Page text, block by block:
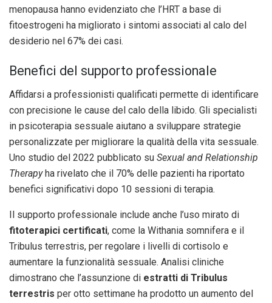
menopausa hanno evidenziato che l’HRT a base di
fitoestrogeni ha migliorato i sintomi associati al calo del
desiderio nel 67% dei casi.
Benefici del supporto professionale
Affidarsi a professionisti qualificati permette di identificare
con precisione le cause del calo della libido. Gli specialisti
in psicoterapia sessuale aiutano a sviluppare strategie
personalizzate per migliorare la qualità della vita sessuale.
Uno studio del 2022 pubblicato su Sexual and Relationship
Therapyha rivelato che il 70% delle pazienti ha riportato
benefici significativi dopo 10 sessioni di terapia.
Il supporto professionale include anche l’uso mirato di
fitoterapici certificati, come la Withania somnifera e il
Tribulus terrestris, per regolare i livelli di cortisolo e
aumentare la funzionalità sessuale. Analisi cliniche
dimostrano che l’assunzione di estratti di Tribulus
terrestris per otto settimane ha prodotto un aumento del